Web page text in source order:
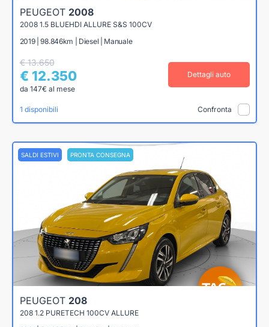
PEUGEOT 2008
2008 1.5 BLUEHDI ALLURE S&S 100CV
2019 | 98.846km | Diesel | Manuale
€ 13.650
€ 12.350
da 147€ al mese
Dettagli auto
1 disponibili Confronta
SALDI ESTIVI PRONTA CONSEGNA
PEUGEOT 208
208 1.2 PURETECH 100CV ALLURE